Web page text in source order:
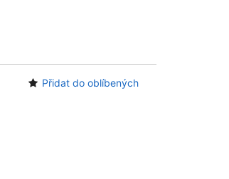
Přidat do oblíbených